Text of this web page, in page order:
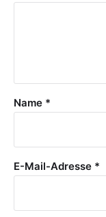
Name *
E-Mail-Adresse *